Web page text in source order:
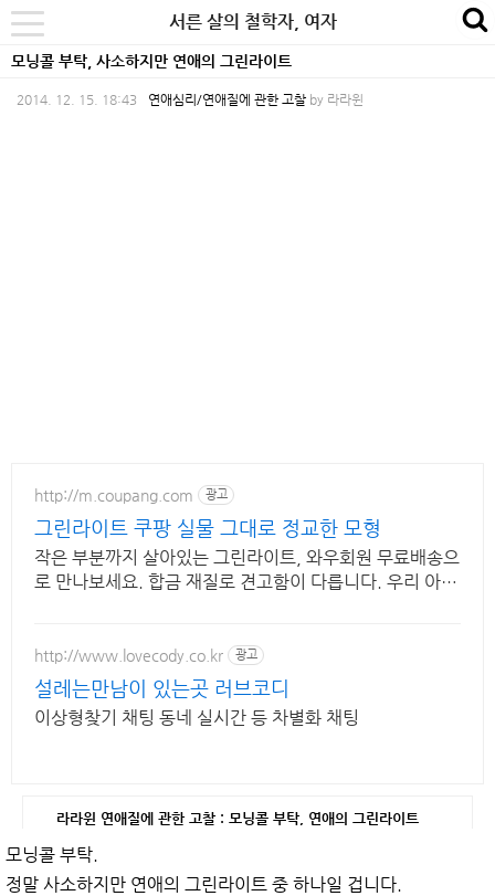
본
문
바
내
비
게
카
테
고
toggle
navigation
서른 살의 철학자, 여자
모닝콜 부탁, 사소하지만 연애의 그린라이트
2014. 12. 15. 18:43 연애심리/연애질에 관한 고찰 by 라라윈
http://m.coupang.com 광고
그린라이트 쿠팡 실물 그대로 정교한 모형
작은 부분까지 살아있는 그린라이트, 와우회원 무료배송으
로 만나보세요. 합금 재질로 견고함이 다릅니다. 우리 아이
http://www.lovecody.co.kr 광고
설레는만남이 있는곳 러브코디
이상형찾기 채팅 동네 실시간 등 차별화 채팅
라라윈 연애질에 관한 고찰 : 모닝콜 부탁, 연애의 그린라이트
모닝콜 부탁.
정말 사소하지만 연애의 그린라이트 중 하나일 겁니다.